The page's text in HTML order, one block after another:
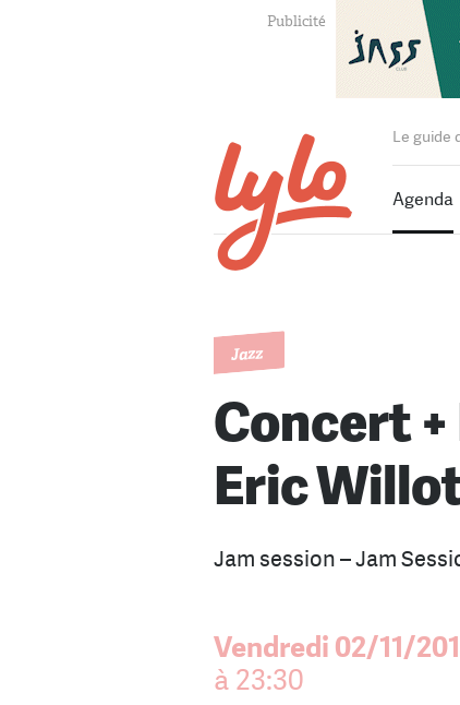
Le guide
Agenda
Jazz
Concert +
Eric
Jam session – Jam
Vendredi 02/11/
à 23:30